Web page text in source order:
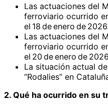
Las actuaciones del
ferroviario ocurrido
el 18 de enero de 2026.
Las actuaciones del
ferroviario ocurrido
el 20 de enero de
La situación actual
“Rodalies” en
2. Qué ha ocurrido en su